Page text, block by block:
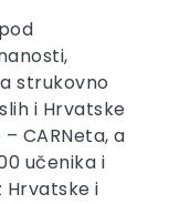
strukovno
i Hrvatske
CARNeta, a
učenika i
Hrvatske i